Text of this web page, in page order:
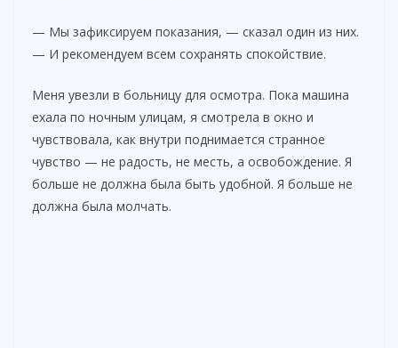
— Мы зафиксируем показания, — сказал один из них.
— И рекомендуем всем сохранять спокойствие.
Меня увезли в больницу для осмотра. Пока машина
ехала по ночным улицам, я смотрела в окно и
чувствовала, как внутри поднимается странное
чувство — не радость, не месть, а освобождение. Я
больше не должна была быть удобной. Я больше не
должна была молчать.